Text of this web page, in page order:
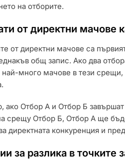
на отборите.
от директни мачове
от директни мачове са
общ запис. Ако два
много мачове в тези
ако Отбор А и Отбор Б
срещу Отбор Б, Отбор А ще
директната конкуренция и
за разлика в точките